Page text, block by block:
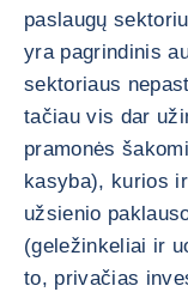
paslaugų
yra pagrindinis
sektoriaus
tačiau vis dar
pramonės
kasyba), kurios
užsienio
(geležinkeliai ir
to, privačias